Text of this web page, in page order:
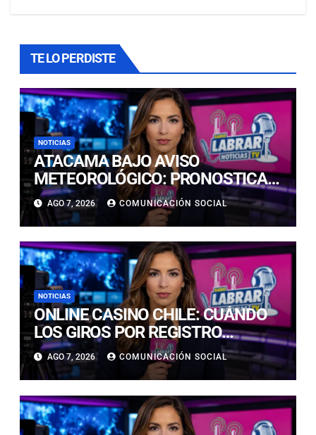
TE LO PERDISTE
NOTICIAS
ATACAMA BAJO AVISO
METEOROLÓGICO: PRONOSTICAN
LLUVIAS E ISOTERMA CERO ALTA
EN PRECORDILLERA Y
CORDILLERA
AGO 7, 2026 COMUNICACIÓN SOCIAL
NOTICIAS
ONLINE CASINO CHILE: CUÁNDO
LOS GIROS POR REGISTRO
REALMENTE SIRVEN
AGO 7, 2026 COMUNICACIÓN SOCIAL